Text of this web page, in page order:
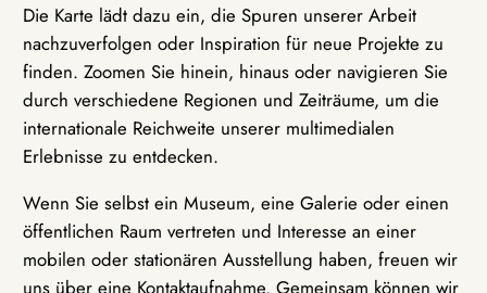
Die Karte lädt dazu ein, die Spuren unserer Arbeit
nachzuverfolgen oder Inspiration für neue Projekte zu
finden. Zoomen Sie hinein, hinaus oder navigieren Sie
durch verschiedene Regionen und Zeiträume, um die
internationale Reichweite unserer multimedialen
Erlebnisse zu entdecken.
Wenn Sie selbst ein Museum, eine Galerie oder einen
öffentlichen Raum vertreten und Interesse an einer
mobilen oder stationären Ausstellung haben, freuen wir
uns über eine Kontaktaufnahme. Gemeinsam können wir